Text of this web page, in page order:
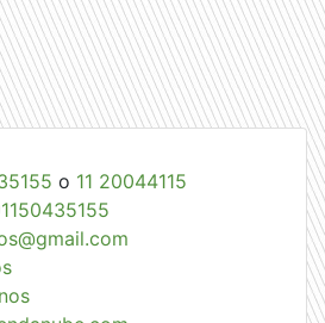
o 11 20044115